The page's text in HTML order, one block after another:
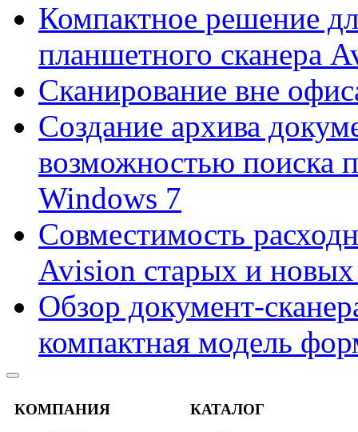
Компактное решение
планшетного сканера
Сканирование вне
Создание архива
возможностью поиска
Windows 7
Совместимость
Avision старых и новых
Обзор документ-
компактная модель
КОМПАНИЯ КАТАЛОГ